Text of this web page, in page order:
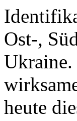
Ost-,
Ukraine.
heute